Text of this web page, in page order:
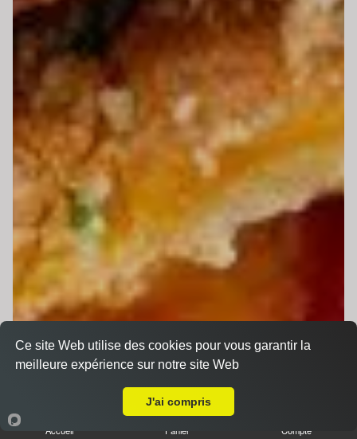
Accueil Panier Compte
Ce site Web utilise des cookies pour vous garantir la
meilleure expérience sur notre site Web
J'ai compris